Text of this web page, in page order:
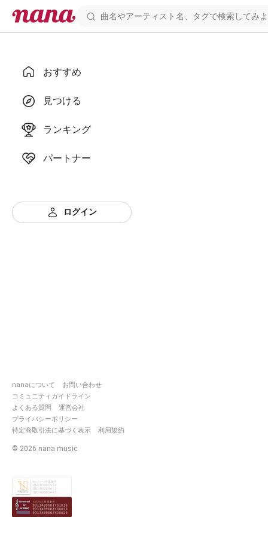
おすすめ
見つける
ランキング
パートナー
ログイン
nanaについて
お問い合わせ
コミュニティガイドライン
よくある質問
運営会社
プライバシーポリシー
特定商取引法に基づく表示
利用規約
© 2026 nana music